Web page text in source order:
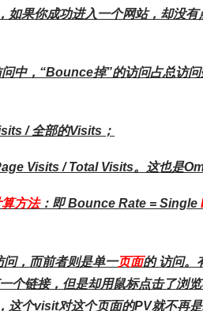
果你成功进入一个网站，却没
中，“Bounce掉”的访问占总访
/ 全部的Visits；
Visits / Total Visits。这也是
方法：即 Bounce Rate = Single
问，而前者则是单一页面的 访问。
个链接，但是却用鼠标点击了浏
这个visit对这个页面的PV就不再